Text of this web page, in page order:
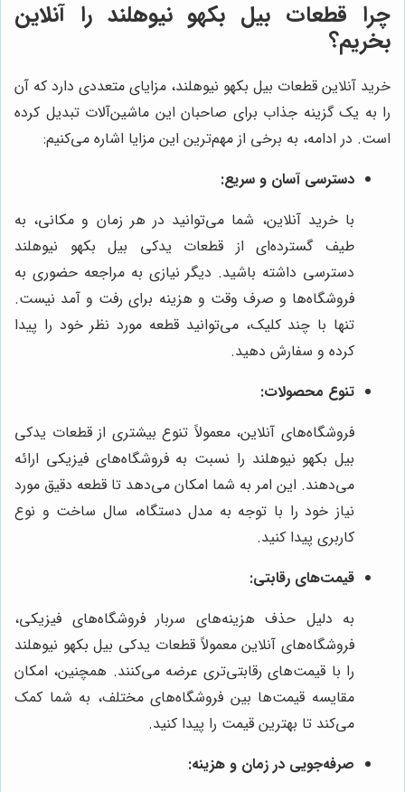
چرا قطعات بیل بکهو نیوهلند را آنلاین
بخریم؟
خرید آنلاین قطعات بیل بکهو نیوهلند، مزایای متعددی دارد که آن
را به یک گزینه جذاب برای صاحبان این ماشین‌آلات تبدیل کرده
است. در ادامه، به برخی از مهم‌ترین این مزایا اشاره می‌کنیم:
دسترسی آسان و سریع:
با خرید آنلاین، شما می‌توانید در هر زمان و مکانی، به
طیف گسترده‌ای از قطعات یدکی بیل بکهو نیوهلند
دسترسی داشته باشید. دیگر نیازی به مراجعه حضوری به
فروشگاه‌ها و صرف وقت و هزینه برای رفت و آمد نیست.
تنها با چند کلیک، می‌توانید قطعه مورد نظر خود را پیدا
کرده و سفارش دهید.
تنوع محصولات:
فروشگاه‌های آنلاین، معمولاً تنوع بیشتری از قطعات یدکی
بیل بکهو نیوهلند را نسبت به فروشگاه‌های فیزیکی ارائه
می‌دهند. این امر به شما امکان می‌دهد تا قطعه دقیق مورد
نیاز خود را با توجه به مدل دستگاه، سال ساخت و نوع
کاربری پیدا کنید.
قیمت‌های رقابتی:
به دلیل حذف هزینه‌های سربار فروشگاه‌های فیزیکی،
فروشگاه‌های آنلاین معمولاً قطعات یدکی بیل بکهو نیوهلند
را با قیمت‌های رقابتی‌تری عرضه می‌کنند. همچنین، امکان
مقایسه قیمت‌ها بین فروشگاه‌های مختلف، به شما کمک
می‌کند تا بهترین قیمت را پیدا کنید.
صرفه‌جویی در زمان و هزینه: